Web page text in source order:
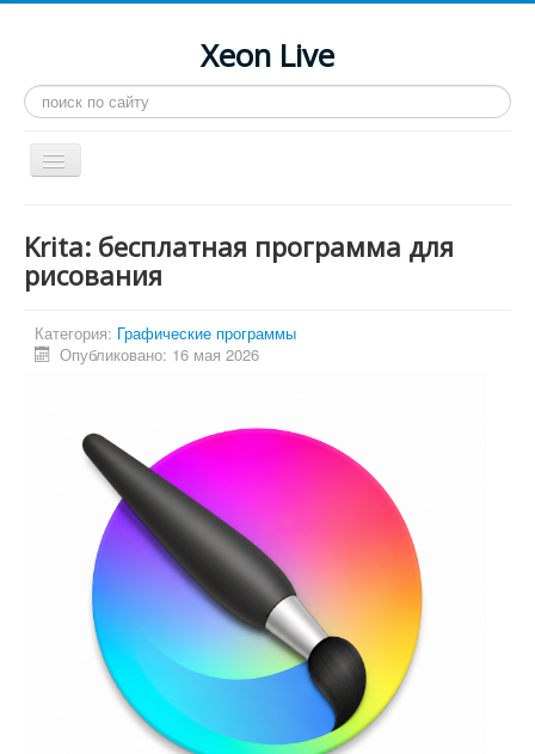
Xeon Live
Искать...
Toggle
Navigation
LGA 2011-3
Процессоры
Конференция
Системные программы
Krita: бесплатная программа для
рисования
Категория: Графические программы
Опубликовано: 16 мая 2026